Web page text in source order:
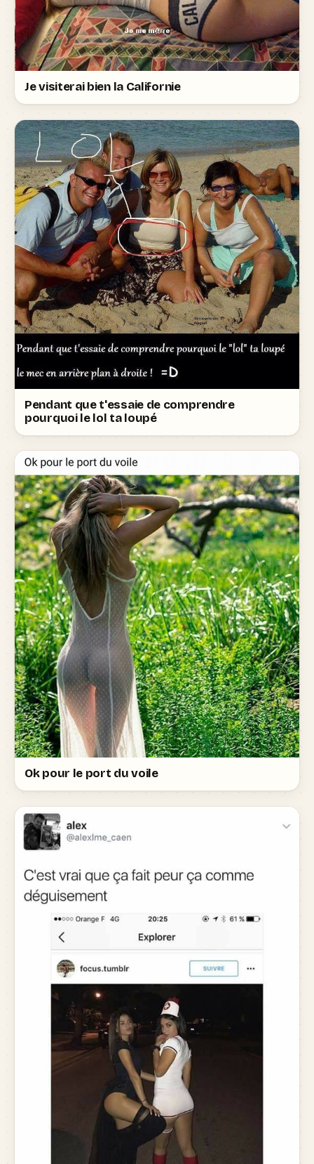
Je visiterai bien la Californie
Pendant que t'essaie de comprendre
pourquoi le lol ta loupé
Ok pour le port du voile